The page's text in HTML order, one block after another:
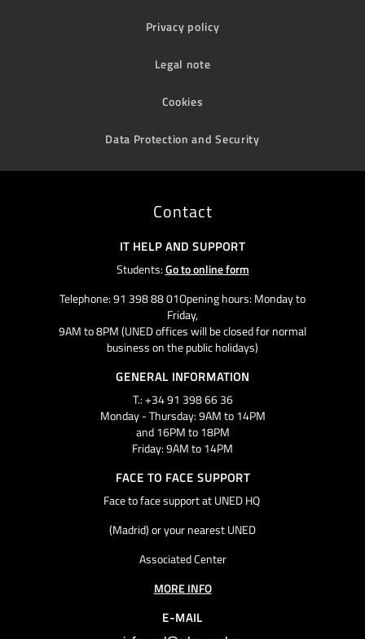
Privacy policy
Legal note
Cookies
Data Protection and Security
Contact
IT HELP AND SUPPORT
Students:Go to online form
Telephone: 91 398 88 01Opening hours: Monday to
Friday,
9AM to 8PM (UNED offices will be closed for normal
business on the public holidays)
GENERAL INFORMATION
T.: +34 91 398 66 36
Monday - Thursday: 9AM to 14PM
and 16PM to 18PM
Friday: 9AM to 14PM
FACE TO FACE SUPPORT
Face to face support at UNED HQ
(Madrid) or your nearest UNED
Associated Center
MORE INFO
E-MAIL